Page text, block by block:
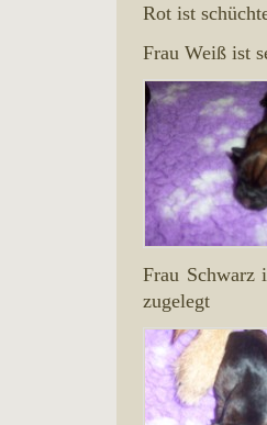
Rot ist
Frau Weiß ist
Frau Schwarz
zugelegt